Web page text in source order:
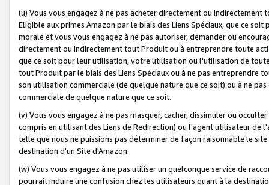
(u) Vous vous engagez à ne pas acheter directement ou
Eligible aux primes Amazon par le biais des Liens Spéciaux, que ce
morale et vous vous engagez à ne pas autoriser, demander ou
directement ou indirectement tout Produit ou à entreprendre toute
que ce soit pour leur utilisation, votre utilisation ou l'utilisation de
tout Produit par le biais des Liens Spéciaux ou à ne pas entreprendre
son utilisation commerciale (de quelque nature que ce soit) ou à ne
commerciale de quelque nature que ce soit.
(v) Vous vous engagez à ne pas masquer, cacher, dissimuler ou
compris en utilisant des Liens de Redirection) ou l'agent utilisateur
telle que nous ne puissions pas déterminer de façon raisonnable le
destination d'un Site d'Amazon.
(w) Vous vous engagez à ne pas utiliser un quelconque service de
pourrait induire une confusion chez les utilisateurs quant à la